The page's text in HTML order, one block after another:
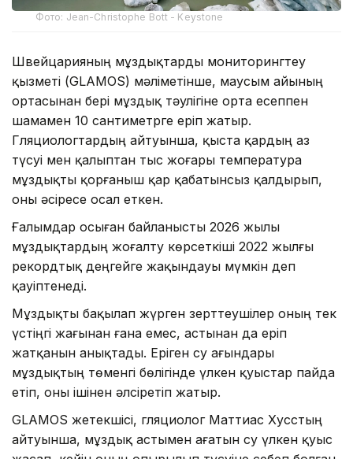
Фото: Jean-Christophe Bott - Keystone
Швейцарияның мұздықтарды мониторингтеу
қызметі (GLAMOS) мәліметінше, маусым айының
ортасынан бері мұздық тәулігіне орта есеппен
шамамен 10 сантиметрге еріп жатыр.
Гляциологтардың айтуынша, қыста қардың аз
түсуі мен қалыптан тыс жоғары температура
мұздықты қорғаныш қар қабатынсыз қалдырып,
оны әсіресе осал еткен.
Ғалымдар осыған байланысты 2026 жылы
мұздықтардың жоғалту көрсеткіші 2022 жылғы
рекордтық деңгейге жақындауы мүмкін деп
қауіптенеді.
Мұздықты бақылап жүрген зерттеушілер оның тек
үстіңгі жағынан ғана емес, астынан да еріп
жатқанын анықтады. Еріген су ағындары
мұздықтың төменгі бөлігінде үлкен қуыстар пайда
етіп, оны ішінен әлсіретіп жатыр.
GLAMOS жетекшісі, гляциолог Маттиас Хусстың
айтуынша, мұздық астымен ағатын су үлкен қуыс